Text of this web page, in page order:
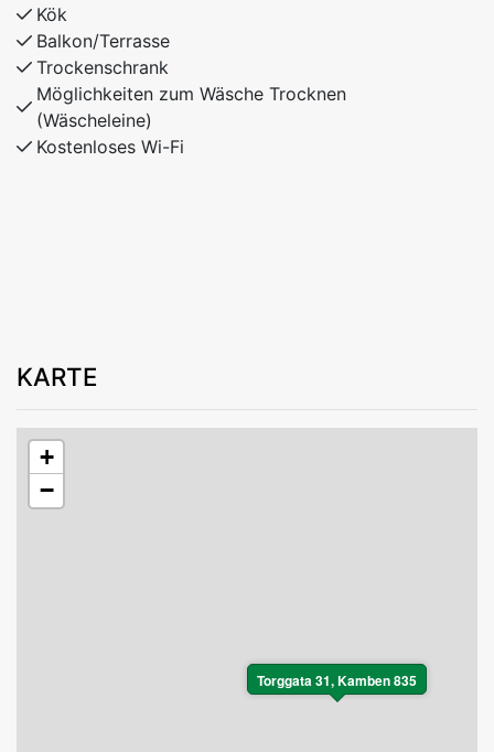
Kök
Balkon/Terrasse
Trockenschrank
Möglichkeiten zum Wäsche Trocknen
(Wäscheleine)
Kostenloses Wi-Fi
KARTE
Torggata 31, Kamben 835
+
−